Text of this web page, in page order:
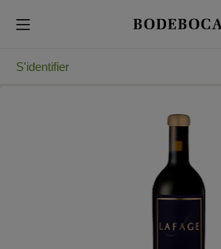
S'identifier